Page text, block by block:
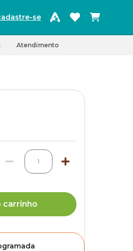
se
Atendimento
1
carrinho